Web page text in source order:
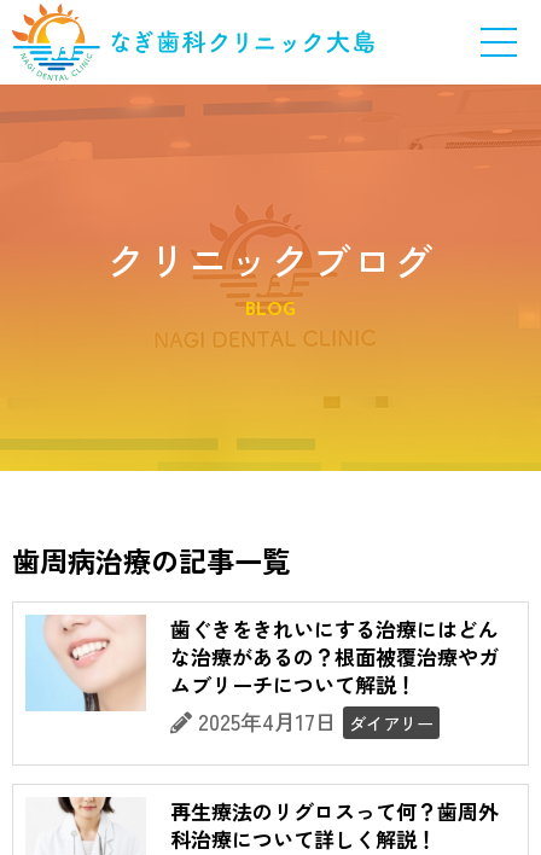
クリニックブログ
BLOG
歯周病治療の記事一覧
歯ぐきをきれいにする治療にはどん
な治療があるの？根面被覆治療やガ
ムブリーチについて解説！
2025年4月17日 ダイアリー
再生療法のリグロスって何？歯周外
科治療について詳しく解説！